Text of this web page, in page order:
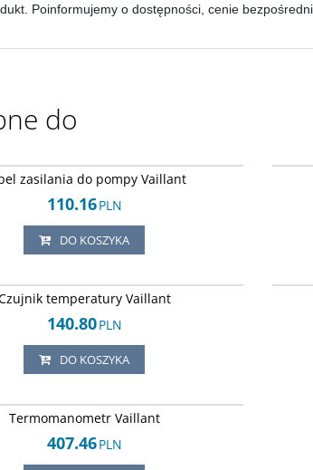
Poinformujemy o dostępności, cenie
do
zasilania do pompy Vaillant
110.16PLN
DO KOSZYKA
temperatury Vaillant
140.80PLN
DO KOSZYKA
Termomanometr Vaillant
407.46PLN